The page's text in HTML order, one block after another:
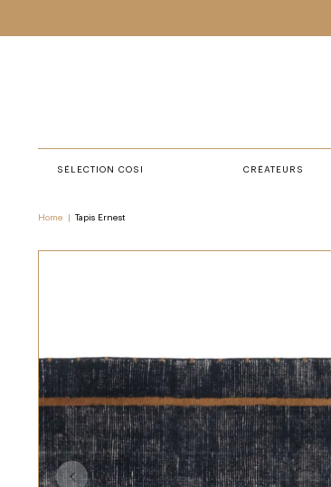
SÉLECTION COSI CRÉATEURS
Home Tapis Ernest